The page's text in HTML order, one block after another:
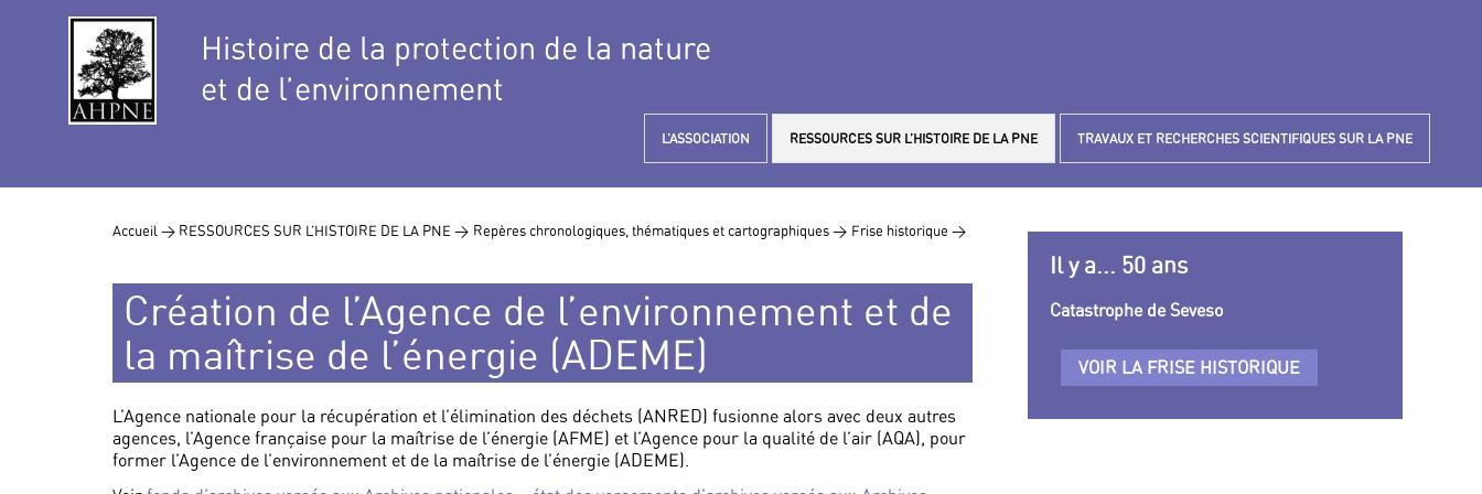
Histoire de la protection de la nature
et de l’environnement
L’ASSOCIATION RESSOURCES SUR L’HISTOIRE DE LA PNE TRAVAUX ET RECHERCHES SCIENTIFIQUES SUR LA PNE
Accueil > RESSOURCES SUR L’HISTOIRE DE LA PNE > Repères chronologiques, thématiques et cartographiques > Frise historique >
Création de l’Agence de l’environnement et de
la maîtrise de l’énergie (ADEME)
L’Agence nationale pour la récupération et l’élimination des déchets (ANRED) fusionne alors avec deux autres
agences, l’Agence française pour la maîtrise de l’énergie (AFME) et l’Agence pour la qualité de l’air (AQA), pour
former l’Agence de l’environnement et de la maîtrise de l’énergie (ADEME).
Il y a... 50 ans
Catastrophe de Seveso
VOIR LA FRISE HISTORIQUE